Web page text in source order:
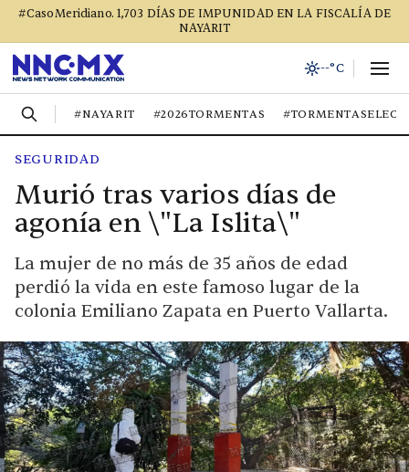
#CasoMeridiano. 1,703 DÍAS DE IMPUNIDAD EN LA FISCALÍA DE
NAYARIT
--°C
#NAYARIT #2026TORMENTAS
SEGURIDAD
Murió tras varios días de
agonía en \"La Islita\"
La mujer de no más de 35 años de edad
perdió la vida en este famoso lugar de la
colonia Emiliano Zapata en Puerto Vallarta.